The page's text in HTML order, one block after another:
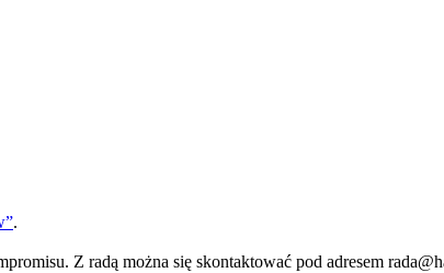
.
Z radą można się skontaktować pod adresem